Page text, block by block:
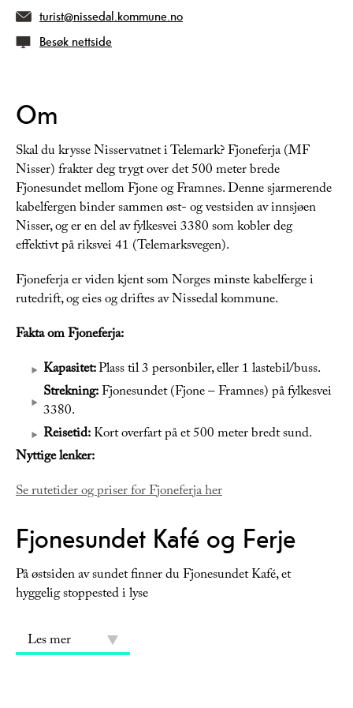
turist@nissedal.kommune.no
Besøk nettside
Om
Skal du krysse Nisservatnet i Telemark? Fjoneferja (MF
Nisser) frakter deg trygt over det 500 meter brede
Fjonesundet mellom Fjone og Framnes. Denne sjarmerende
kabelfergen binder sammen øst- og vestsiden av innsjøen
Nisser, og er en del av fylkesvei 3380 som kobler deg
effektivt på riksvei 41 (Telemarksvegen).
Fjoneferja er viden kjent som Norges minste kabelferge i
rutedrift, og eies og driftes av Nissedal kommune.
Fakta om Fjoneferja:
Kapasitet:Plass til 3 personbiler, eller 1 lastebil/buss.
Strekning:Fjonesundet (Fjone – Framnes) på fylkesvei
3380.
Reisetid:Kort overfart på et 500 meter bredt sund.
Nyttige lenker:
Se rutetider og priser for Fjoneferja her
Fjonesundet Kafé og Ferje
På østsiden av sundet finner du Fjonesundet Kafé, et
hyggelig stoppested i lyse
Les mer